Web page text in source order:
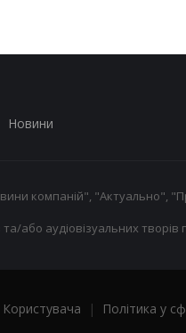
Новини
компаній", "Актуально",
або аудіовізуальних
|
Політика у